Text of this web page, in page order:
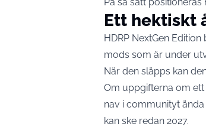
Ett hektiskt
HDRP NextGen
mods som är under
När den släpps kan
Om uppgifterna om
nav i communityt
kan ske redan 2027.